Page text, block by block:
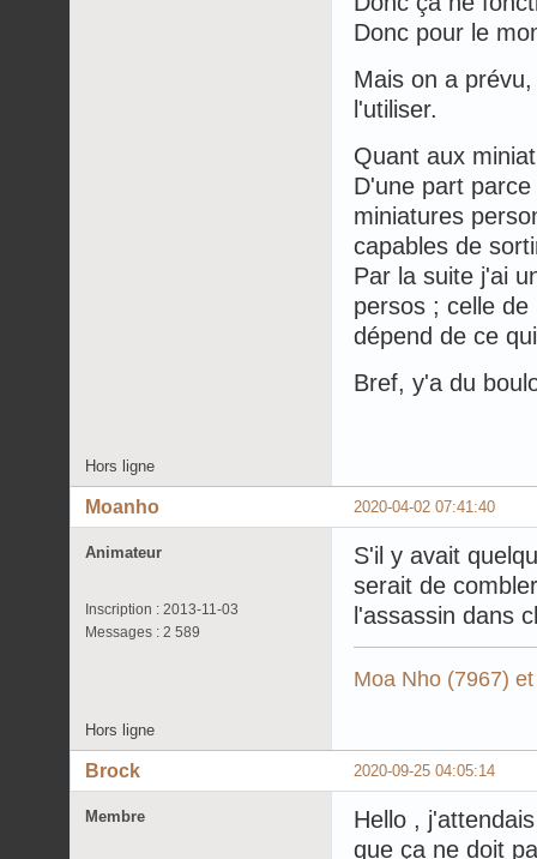
Donc pour le
Mais on a
l'utiliser.
Quant aux
D'une part
miniatures
capables de
Par la suite j'ai
persos ; celle
dépend de ce
Bref, y'a du
Hors ligne
2020-04-02 07:41:40
Moanho
Animateur
Inscription : 2013-11-03
Messages : 2 589
S'il y avait
serait de
l'assassin dans
Moa Nho (7967)
Hors ligne
2020-09-25 04:05:14
Brock
Membre
Hello ,
que ça ne doit